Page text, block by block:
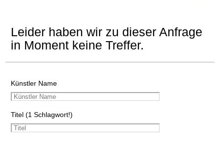
Leider haben wir zu dieser Anfrage
in Moment keine Treffer.
Künstler Name
Titel (1 Schlagwort!)